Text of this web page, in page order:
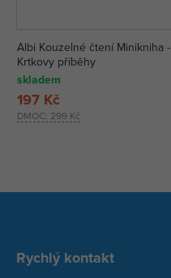
Albi Kouzelné čtení Minikniha -
Krtkovy příběhy
skladem
DMOC: 299 Kč
197 Kč
Rychlý kontakt